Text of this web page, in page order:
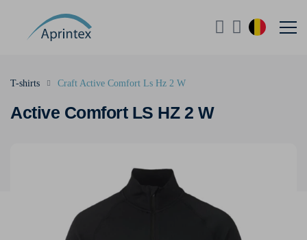
Active Comfort LS HZ 2 W
T-shirts Craft Active Comfort Ls Hz 2 W